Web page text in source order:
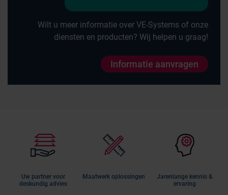
Wilt u meer informatie over VE-Systems of onze
diensten en producten? Wij helpen u graag!
Informatie aanvragen
Uw partner voor
deskundig advies
Maatwerk oplossingen
Jarenlange kennis &
ervaring